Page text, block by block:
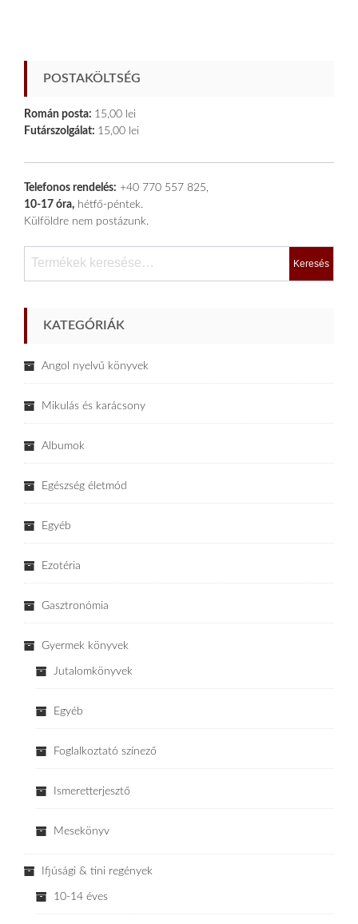
POSTAKÖLTSÉG
Román posta: 15,00 lei
Futárszolgálat: 15,00 lei
Telefonos rendelés: +40 770 557 825,
10-17 óra, hétfő-péntek.
Külföldre nem postázunk.
Keresés
KATEGÓRIÁK
Angol nyelvű könyvek
Mikulás és karácsony
Albumok
Egészség életmód
Egyéb
Ezotéria
Gasztronómia
Gyermek könyvek
Jutalomkönyvek
Egyéb
Foglalkoztató színező
Ismeretterjesztő
Mesekönyv
Ifjúsági & tini regények
10-14 éves